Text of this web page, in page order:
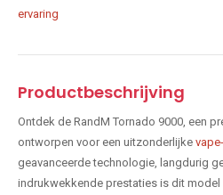
ervaring
Productbeschrijving
Ontdek de RandM Tornado 9000, een
ontworpen voor een uitzonderlijke
geavanceerde technologie, langdurig
indrukwekkende prestaties is dit model